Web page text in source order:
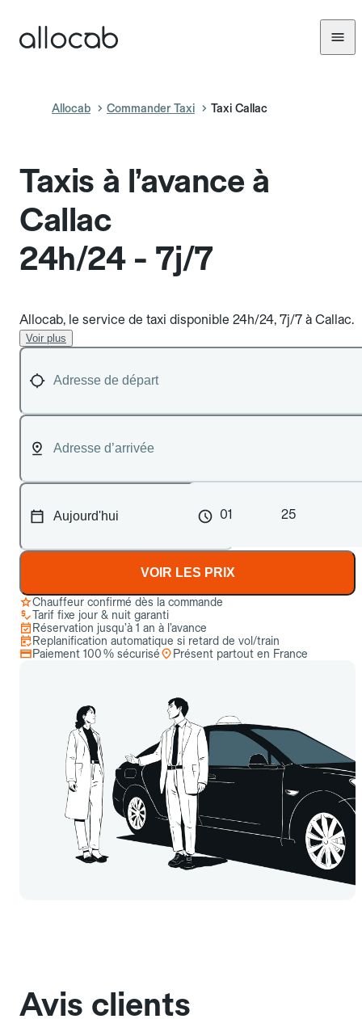
Allocab Commander Taxi Taxi Callac
Taxis à l’avance à
Callac
24h/24 - 7j/7
Allocab, le service de taxi disponible 24h/24, 7j/7 à Callac.
Voir plus
01 25
VOIR LES PRIX
Chauffeur confirmé dès la commande
Tarif fixe jour & nuit garanti
Réservation jusqu’à 1 an à l’avance
Replanification automatique si retard de vol/train
Paiement 100 % sécurisé
Présent partout en France
Avis clients